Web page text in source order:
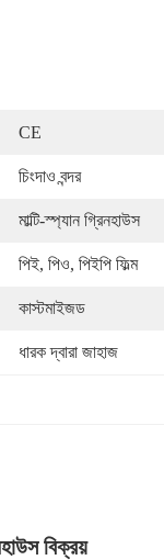
CE
চিংদাও বন্দর
মাল্টি-স্প্যান গ্রিনহাউস
পিই, পিও, পিইপি ফিল্ম
কাস্টমাইজড
ধারক দ্বারা জাহাজ
বিক্রয়